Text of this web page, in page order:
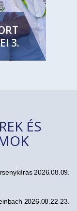
3.
ÉS
2026.08.09.
2026.08.22-23.